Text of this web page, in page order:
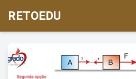
RETOEDU